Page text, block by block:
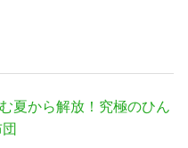
夏から解放！究極のひん